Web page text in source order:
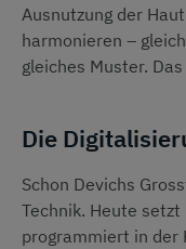
Ausnutzung der
harmonieren –
gleiches Muster.
Die
Schon Devichs
Technik. Heute setzt
programmiert in der